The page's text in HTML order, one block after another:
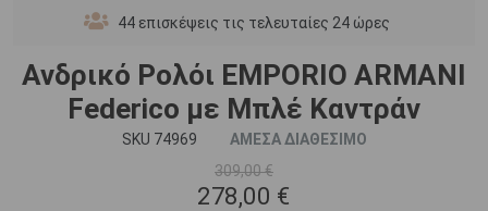
44 επισκέψεις τις τελευταίες 24 ώρες
Ανδρικό Ρολόι EMPORIO ARΜΑΝΙ
Federico με Μπλέ Καντράν
SKU 74969
ΑΜΕΣΑ ΔΙΑΘΕΣΙΜΟ
309,00 €
278,00 €